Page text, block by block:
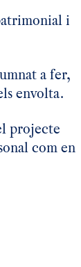
i
a fer,
envolta.
projecte
com en